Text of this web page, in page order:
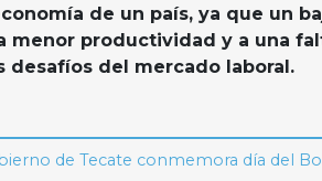
de un país, ya que un
menor productividad y a una
desafíos del mercado laboral.
de Tecate conmemora día del